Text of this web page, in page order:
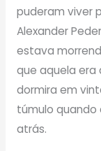
puderam viver
Alexander
estava
que aquela era
dormira em
túmulo quando
atrás.